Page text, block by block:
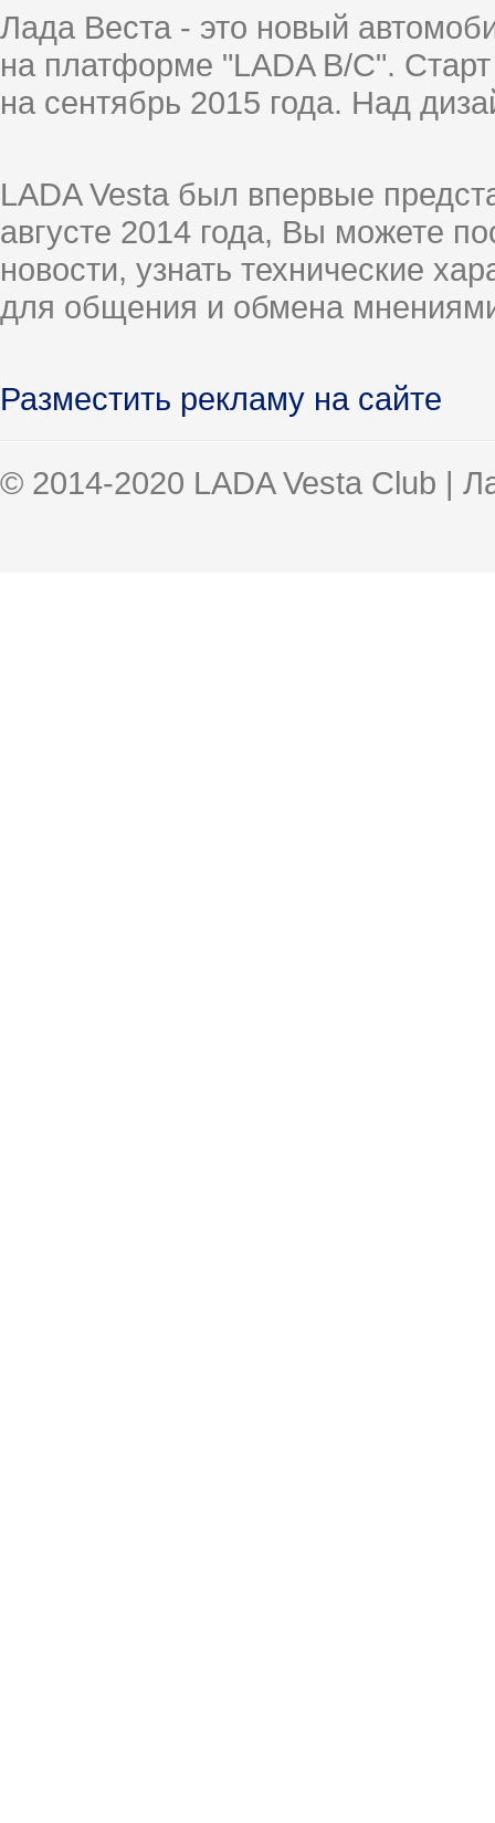
Лада Веста - это новый
на платформе "LADA B/C".
на сентябрь 2015 года. Над
LADA Vesta был впервые
августе 2014 года, Вы можете
новости, узнать технические
для общения и обмена
Разместить рекламу на сайте
© 2014-2020 LADA Vesta Club |